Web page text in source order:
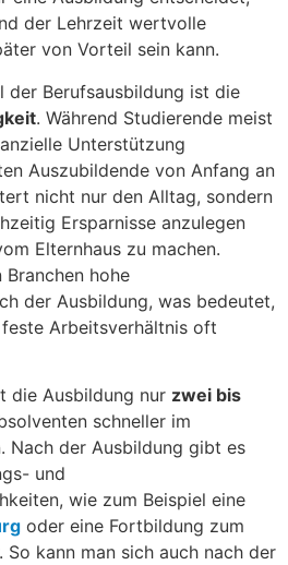
der Lehrzeit wertvolle
von Vorteil sein kann.
der Berufsausbildung ist die
. Während Studierende meist
Unterstützung
Auszubildende von Anfang an
nicht nur den Alltag, sondern
Ersparnisse anzulegen
Elternhaus zu machen.
hohe
der Ausbildung, was bedeutet,
Arbeitsverhältnis oft
die Ausbildung nur zwei bis
schneller im
Nach der Ausbildung gibt es
und
wie zum Beispiel eine
oder eine Fortbildung zum
So kann man sich auch nach der